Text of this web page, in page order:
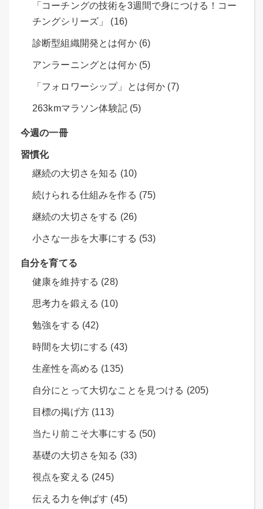
「コーチングの技術を3週間で身につける！コー
チングシリーズ」 (16)
診断型組織開発とは何か (6)
アンラーニングとは何か (5)
「フォロワーシップ」とは何か (7)
263kmマラソン体験記 (5)
今週の一冊
習慣化
継続の大切さを知る (10)
続けられる仕組みを作る (75)
継続の大切さをする (26)
小さな一歩を大事にする (53)
自分を育てる
健康を維持する (28)
思考力を鍛える (10)
勉強をする (42)
時間を大切にする (43)
生産性を高める (135)
自分にとって大切なことを見つける (205)
目標の掲げ方 (113)
当たり前こそ大事にする (50)
基礎の大切さを知る (33)
視点を変える (245)
伝える力を伸ばす (45)